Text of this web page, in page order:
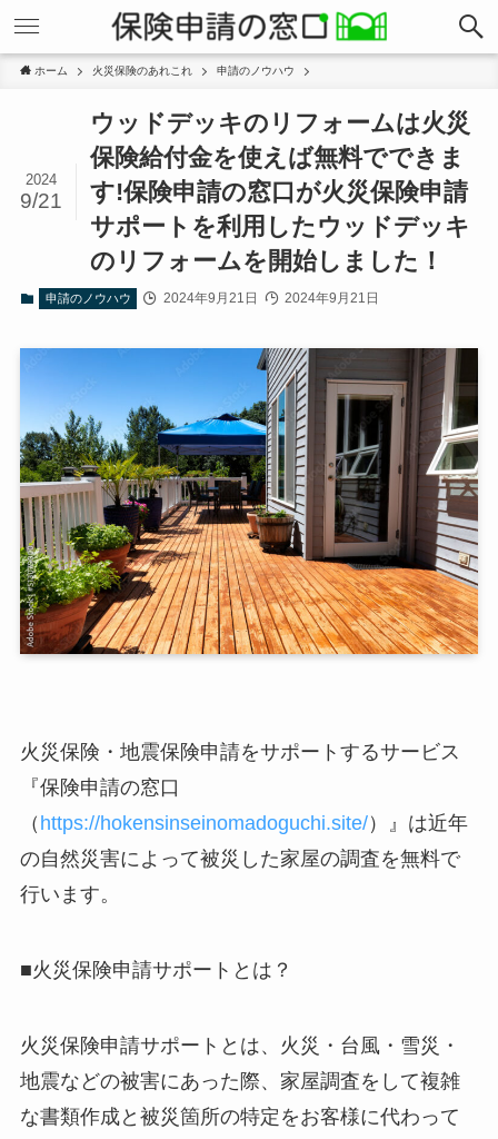
ホーム 火災保険のあれこれ 申請のノウハウ
ウッドデッキのリフォームは火災
保険給付金を使えば無料でできま
す!保険申請の窓口が火災保険申請
サポートを利用したウッドデッキ
のリフォームを開始しました！
2024
9/21
申請のノウハウ 2024年9月21日 2024年9月21日
火災保険・地震保険申請をサポートするサービス
『保険申請の窓口
（ https://hokensinseinomadoguchi.site/）』は近年
の自然災害によって被災した家屋の調査を無料で
行います。
■火災保険申請サポートとは？
火災保険申請サポートとは、火災・台風・雪災・
地震などの被害にあった際、家屋調査をして複雑
な書類作成と被災箇所の特定をお客様に代わって